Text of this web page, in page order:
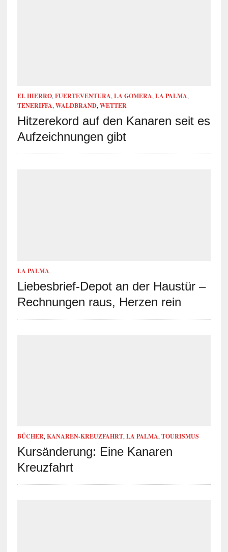
EL HIERRO, FUERTEVENTURA, LA GOMERA, LA PALMA,
TENERIFFA, WALDBRAND, WETTER
Hitzerekord auf den Kanaren seit es
Aufzeichnungen gibt
LA PALMA
Liebesbrief-Depot an der Haustür –
Rechnungen raus, Herzen rein
BÜCHER, KANAREN-KREUZFAHRT, LA PALMA, TOURISMUS
Kursänderung: Eine Kanaren
Kreuzfahrt